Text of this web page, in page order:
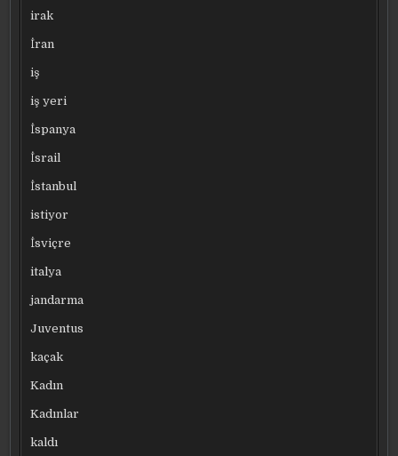
irak
İran
iş
iş yeri
İspanya
İsrail
İstanbul
istiyor
İsviçre
italya
jandarma
Juventus
kaçak
Kadın
Kadınlar
kaldı